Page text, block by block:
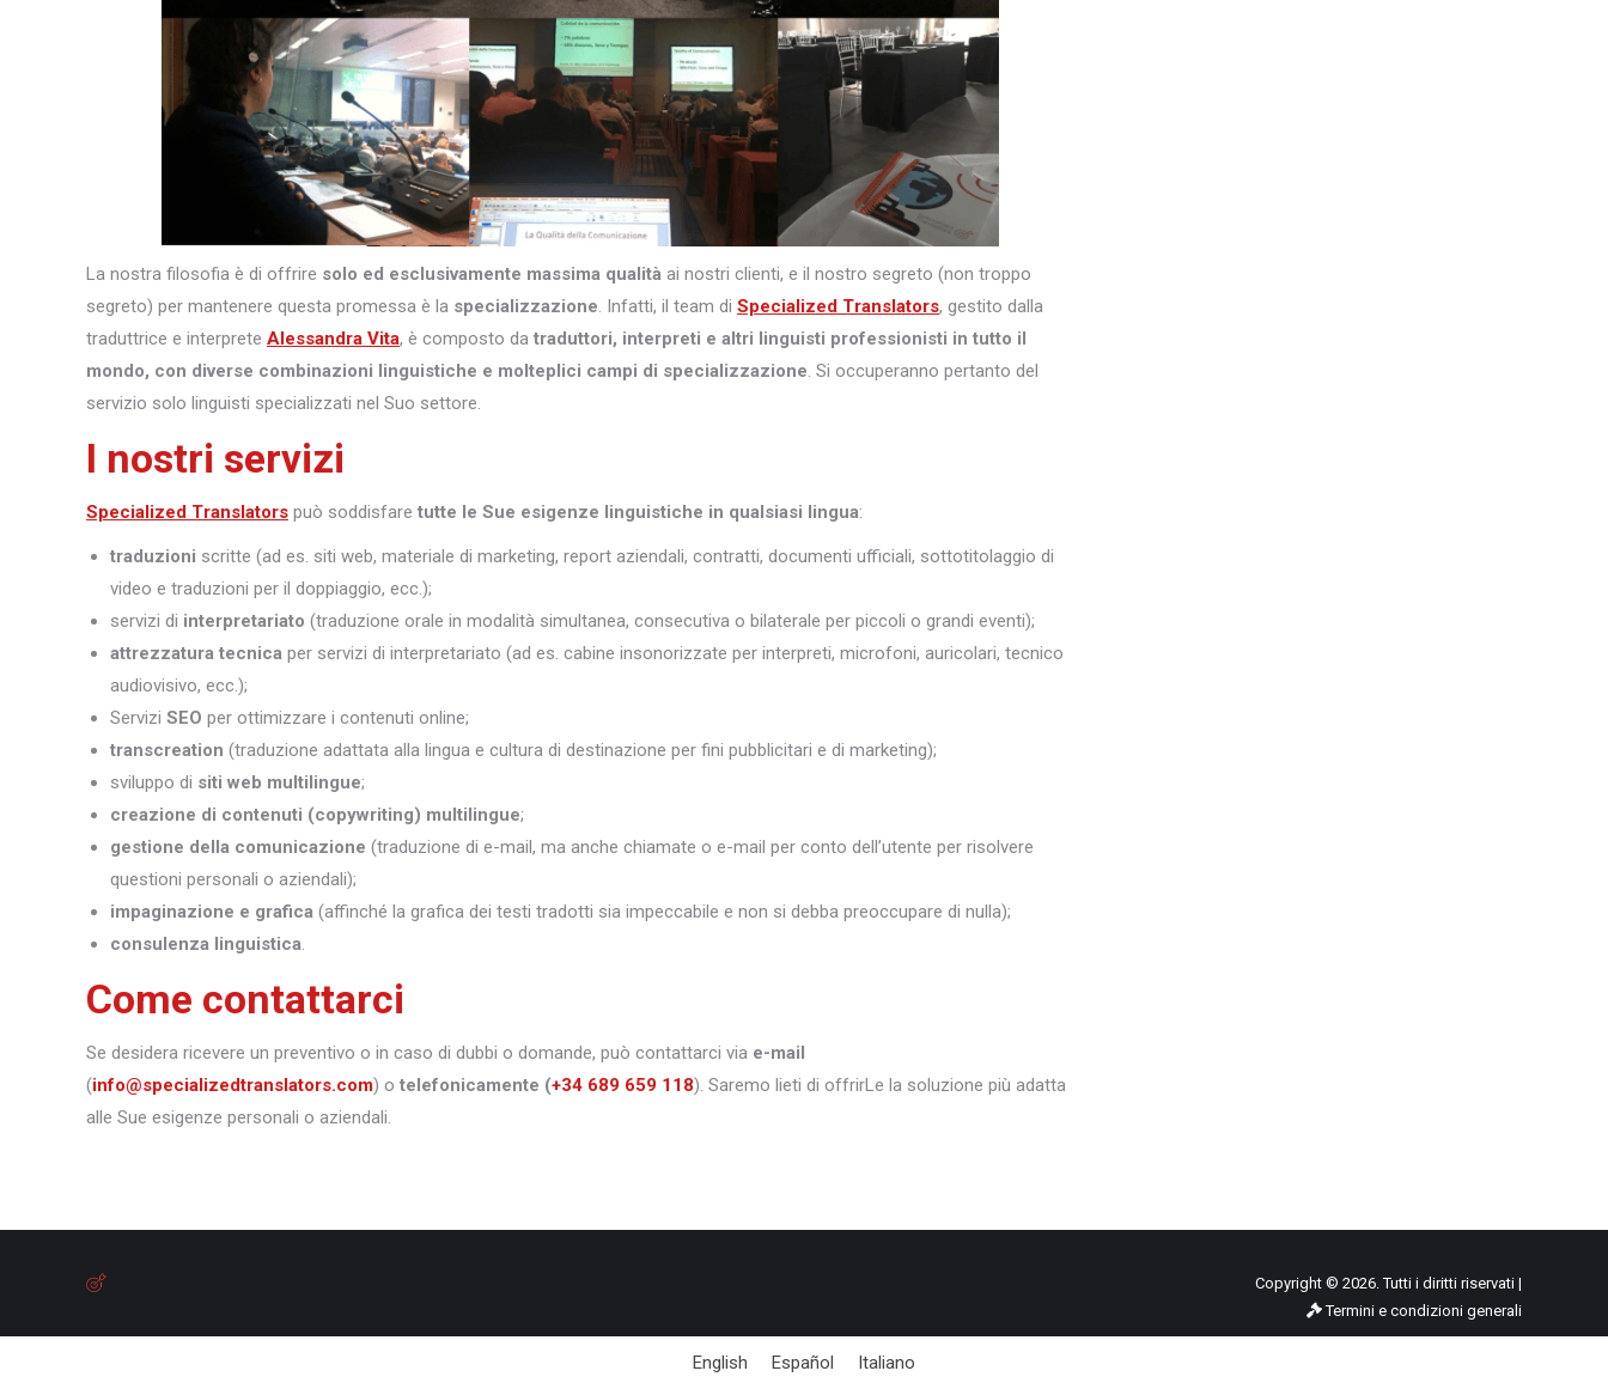
La nostra filosofia è di offrire solo ed esclusivamente massima qualità ai nostri clienti, e il nostro segreto (non troppo
segreto) per mantenere questa promessa è la specializzazione . Infatti, il team di Specialized Translators, gestito dalla
traduttrice e interprete Alessandra Vita, è composto da traduttori, interpreti e altri linguisti professionisti in tutto il
mondo, con diverse combinazioni linguistiche e molteplici campi di specializzazione . Si occuperanno pertanto del
servizio solo linguisti specializzati nel Suo settore.
I nostri servizi
Specialized Translators può soddisfare tutte le Sue esigenze linguistiche in qualsiasi lingua:
traduzioni scritte (ad es. siti web, materiale di marketing, report aziendali, contratti, documenti ufficiali, sottotitolaggio di
video e traduzioni per il doppiaggio, ecc.);
servizi di interpretariato (traduzione orale in modalità simultanea, consecutiva o bilaterale per piccoli o grandi eventi);
attrezzatura tecnica per servizi di interpretariato (ad es. cabine insonorizzate per interpreti, microfoni, auricolari, tecnico
audiovisivo, ecc.);
Servizi SEO per ottimizzare i contenuti online;
transcreation (traduzione adattata alla lingua e cultura di destinazione per fini pubblicitari e di marketing);
sviluppo di siti web multilingue;
creazione di contenuti (copywriting) multilingue;
gestione della comunicazione (traduzione di e-mail, ma anche chiamate o e-mail per conto dell’utente per risolvere
questioni personali o aziendali);
impaginazione e grafica (affinché la grafica dei testi tradotti sia impeccabile e non si debba preoccupare di nulla);
consulenza linguistica
Come contattarci
Se desidera ricevere un preventivo o in caso di dubbi o domande, può contattarci via e-mail
(info@specializedtranslators.com) o telefonicamente (+34 689 659 118). Saremo lieti di offrirLe la soluzione più adatta
alle Sue esigenze personali o aziendali.
Copyright © 2026. Tutti i diritti riservati |
Termini e condizioni generali
English Español Italiano